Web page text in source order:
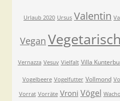
Urlaub 2020 Ursus Valentin
Vegan Vegetarisch
Vernazza Vesuv Vielfalt Villa
Vogelbeere Vogelfutter Vollmond
Vorrat Vorräte Vroni Vögel